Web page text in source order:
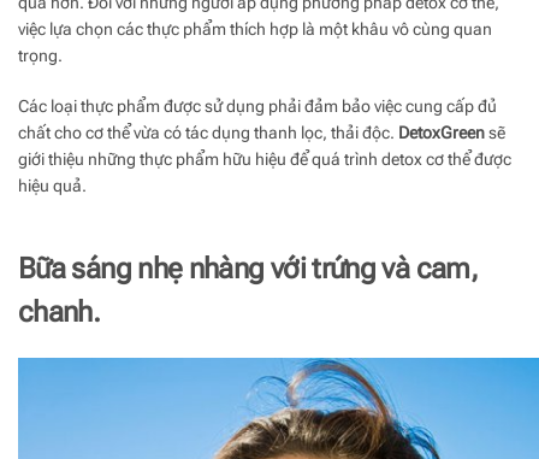
việc lựa chọn các thực phẩm thích hợp là một khâu vô cùng quan
trọng.
Các loại thực phẩm được sử dụng phải đảm bảo việc cung cấp đủ
chất cho cơ thể vừa có tác dụng thanh lọc, thải độc. DetoxGreensẽ
giới thiệu những thực phẩm hữu hiệu để quá trình detox cơ thể được
hiệu quả.
Bữa sáng nhẹ nhàng với trứng và cam,
chanh.